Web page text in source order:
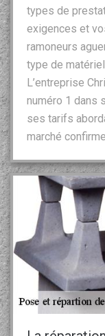
types de
exigences et
ramoneurs
type de
L’entreprise
numéro 1 dans
ses tarifs
marché